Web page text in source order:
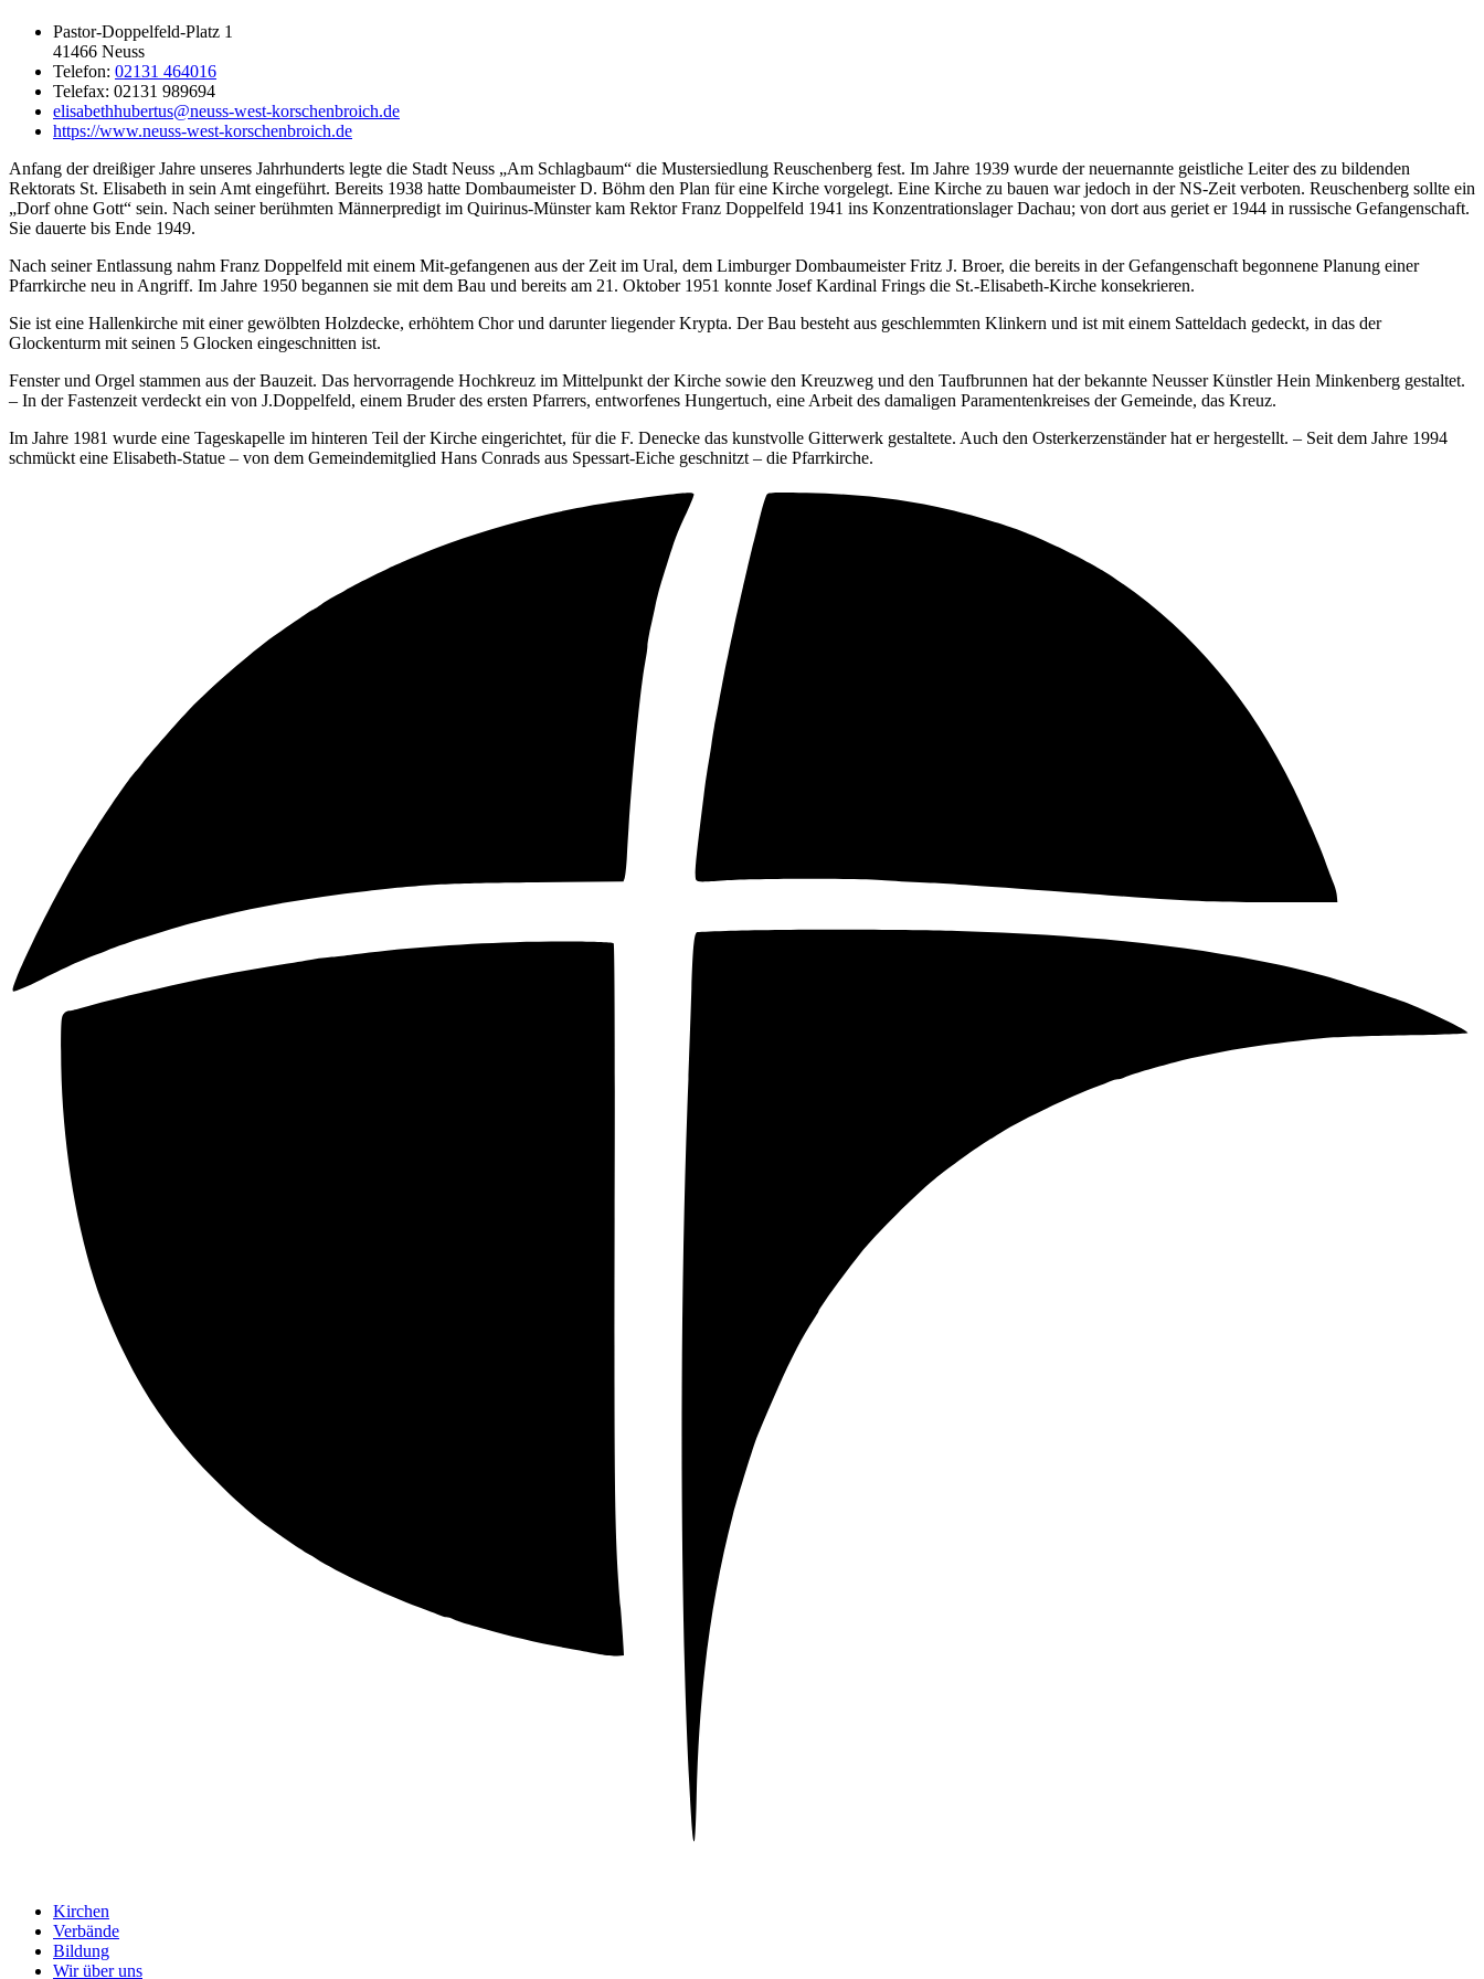
Pastor-Doppelfeld-Platz 1
41466 Neuss
Telefon: 02131 464016
Telefax: 02131 989694
elisabethhubertus@neuss-west-korschenbroich.de
https://www.neuss-west-korschenbroich.de
Anfang der dreißiger Jahre unseres Jahrhunderts legte die Stadt Neuss „Am Schlagbaum“ die Mustersiedlung Reuschen­berg fest. Im Jahre 1939 wurde der neuernannte geistliche Leiter des zu bildenden
Rektorats St. Elisabeth in sein Amt eingeführt. Bereits 1938 hatte Dombaumeister D. Böhm den Plan für eine Kirche vorgelegt. Eine Kirche zu bauen war jedoch in der NS-Zeit verboten. Reuschenberg sollte ein
„Dorf ohne Gott“ sein. Nach seiner berühmten Männerpredigt im Quirinus-Münster kam Rektor Franz Doppelfeld 1941 ins Konzentrationslager Dachau; von dort aus geriet er 1944 in russische Gefangenschaft.
Sie dauerte bis Ende 1949.
Nach seiner Entlassung nahm Franz Doppelfeld mit einem Mit-gefangenen aus der Zeit im Ural, dem Limburger Dombaumeister Fritz J. Broer, die bereits in der Gefangenschaft begonnene Planung einer
Pfarrkirche neu in Angriff. Im Jahre 1950 begannen sie mit dem Bau und bereits am 21. Oktober 1951 konnte Josef Kardinal Frings die St.-Elisabeth-Kirche konsekrieren.
Sie ist eine Hallenkirche mit einer gewölbten Holzdecke, erhöhtem Chor und darunter liegender Krypta. Der Bau besteht aus geschlemmten Klinkern und ist mit einem Satteldach gedeckt, in das der
Glockenturm mit seinen 5 Glocken eingeschnitten ist.
Fenster und Orgel stammen aus der Bauzeit. Das hervorragende Hochkreuz im Mittelpunkt der Kirche sowie den Kreuzweg und den Taufbrunnen hat der bekannte Neusser Künstler Hein Minkenberg gestaltet.
– In der Fastenzeit verdeckt ein von J.Doppelfeld, einem Bruder des ersten Pfarrers, entworfenes Hungertuch, eine Arbeit des damaligen Paramentenkreises der Gemeinde, das Kreuz.
Im Jahre 1981 wurde eine Tageskapelle im hinteren Teil der Kirche eingerichtet, für die F. Denecke das kunstvolle Gitterwerk gestaltete. Auch den Osterkerzenständer hat er hergestellt. – Seit dem Jahre 1994
schmückt eine Elisabeth-Statue – von dem Gemeindemitglied Hans Conrads aus Spessart-Eiche geschnitzt – die Pfarrkirche.
Kirchen
Verbände
Bildung
Wir über uns